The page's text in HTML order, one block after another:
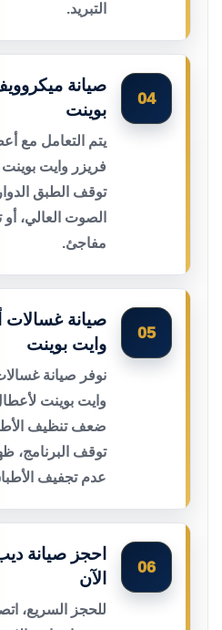
التبريد.
04
صيانة
بوينت
يتم التعامل مع
فريزر وايت
توقف الطبق
الصوت العالي،
مفاجئ.
05
صيانة غسالات
وايت بوينت
نوفر صيانة
وايت بوينت
ضعف تنظيف
توقف البرنامج،
عدم تجفيف
06
احجز صيانة
الآن
للحجز السريع،